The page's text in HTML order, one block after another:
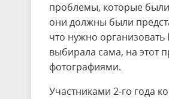
проблемы, которые
они должны были
что нужно
выбирала сама, на этот
фотографиями.
Участниками 2-го года